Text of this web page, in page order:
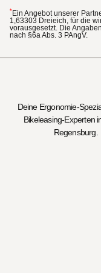
*Ein Angebot unserer
1,63303 Dreieich, für die
vorausgesetzt. Die
nach §6a Abs. 3 PAngV.
Deine Ergonomie-
Bikeleasing-Experten
Regensburg.